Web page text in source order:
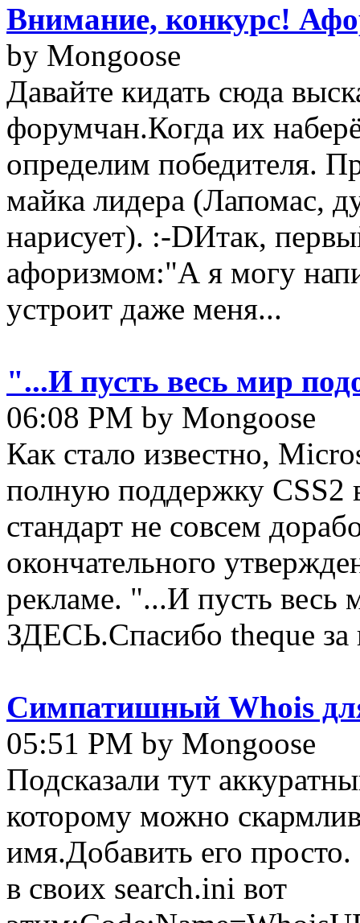
Внимание, конкурс!
by Mongoose
Давайте кидать сюда
форумчан.Когда их
определим победителя.
майка лидера (Лапомас,
нарисует). :-DИтак,
афоризмом:"А я могу
устроит даже меня...
"...И пусть весь мир
06:08 PM by Mongoose
Как стало известно,
полную поддержку CSS2
стандарт не совсем
окончательного
рекламе. "...И пусть
ЗДЕСЬ.Спасибо theque за
Симпатишный Whois
05:51 PM by Mongoose
Подсказали тут
которому можно
имя.Добавить его
в своих search.ini вот